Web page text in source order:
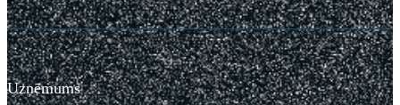
Uzņēmums